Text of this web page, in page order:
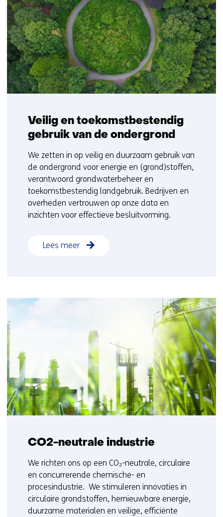
Veilig en toekomstbestendig
gebruik van de ondergrond
We zetten in op veilig en duurzaam gebruik van
de ondergrond voor energie en (grond)stoffen,
verantwoord grondwaterbeheer en
toekomstbestendig landgebruik. Bedrijven en
overheden vertrouwen op onze data en
inzichten voor effectieve besluitvorming.
Lees meer
CO2-neutrale industrie
We richten ons op een CO₂-neutrale, circulaire
en concurrerende chemische- en
procesindustrie. We stimuleren innovaties in
circulaire grondstoffen, hernieuwbare energie,
duurzame materialen en veilige, efficiënte